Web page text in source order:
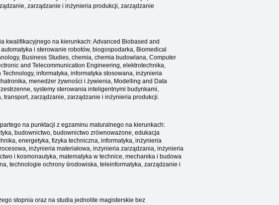
zarządzanie i inżynieria produkcji, zarządzanie
kwalifikacyjnego na kierunkach: Advanced Biobased and
i sterowanie robotów, biogospodarka, Biomedical
Business Studies, chemia, chemia budowlana, Computer
and Telecommunication Engineering, elektrotechnika,
informatyka, informatyka stosowana, inżynieria
menedżer żywności i żywienia, Modelling and Data
systemy sterowania inteligentnymi budynkami,
zarządzanie, zarządzanie i inżynieria produkcji.
na punktacji z egzaminu maturalnego na kierunkach:
budownictwo, budownictwo zrównoważone, edukacja
energetyka, fizyka techniczna, informatyka, inżynieria
inżynieria materiałowa, inżynieria zarządzania, inżynieria
i kosmonautyka, matematyka w technice, mechanika i budowa
technologie ochrony środowiska, teleinformatyka, zarządzanie i
stopnia oraz na studia jednolite magisterskie bez